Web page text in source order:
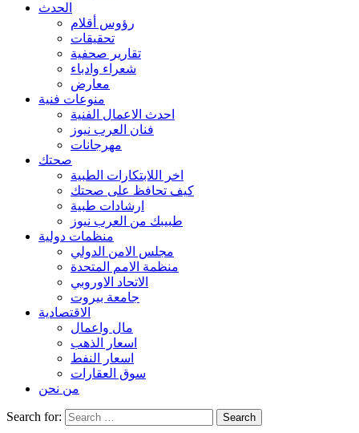
الحدث
رؤوس أقلام
تحقيقات
تقارير صحفية
شعراء وادباء
معارض
منوعات فنية
احدث الاعمال الفنية
فنان العرب نيوز
مهرجانات
صحتك
اخر اللابتكارات الطبية
كيف تحافظ على صحتك
ارشادات طبية
طبيبك من العرب نيوز
منظمات دولية
مجلس الامن الدولي
منظمة الامم المتحدة
الاتحاد الاوروبي
جامعة بيروت
الاقتصادية
مال واعمال
اسعار الذهب
اسعار النفط
سوق العقارات
من نحن
Search for: